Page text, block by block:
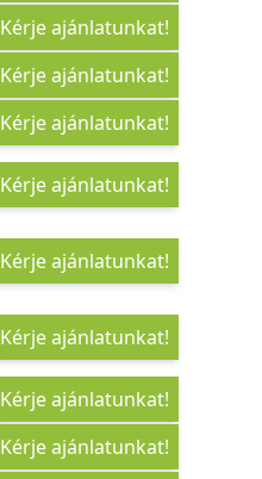
Kérje ajánlatunkat!
Kérje ajánlatunkat!
Kérje ajánlatunkat!
Kérje ajánlatunkat!
Kérje ajánlatunkat!
Kérje ajánlatunkat!
Kérje ajánlatunkat!
Kérje ajánlatunkat!